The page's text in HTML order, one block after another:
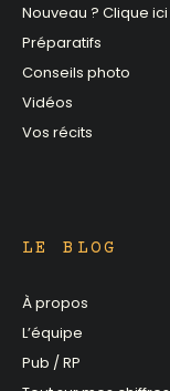
Nouveau ? Clique ici
Préparatifs
Conseils photo
Vidéos
Vos récits
LE BLOG
À propos
L’équipe
Pub / RP